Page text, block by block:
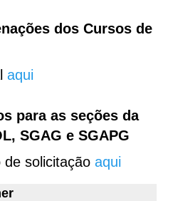
dos Cursos de
aqui
para as seções da
SGAG e SGAPG
de solicitaçãoaqui